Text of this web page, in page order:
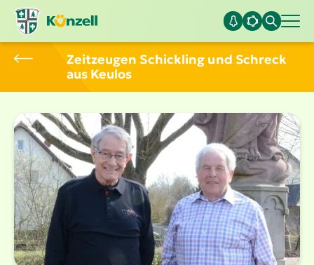
Zeitzeugen Schickling und Schreck
aus Keulos